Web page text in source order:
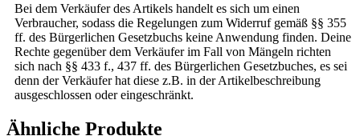
Bei dem Verkäufer des Artikels handelt es sich um einen
Verbraucher, sodass die Regelungen zum Widerruf gemäß §§ 355
ff. des Bürgerlichen Gesetzbuchs keine Anwendung finden. Deine
Rechte gegenüber dem Verkäufer im Fall von Mängeln richten
sich nach §§ 433 f., 437 ff. des Bürgerlichen Gesetzbuches, es sei
denn der Verkäufer hat diese z.B. in der Artikelbeschreibung
ausgeschlossen oder eingeschränkt.
Ähnliche Produkte